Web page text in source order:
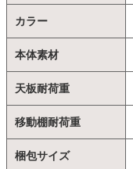
カラー
本体素材
天板耐荷重
移動棚耐荷重
梱包サイズ